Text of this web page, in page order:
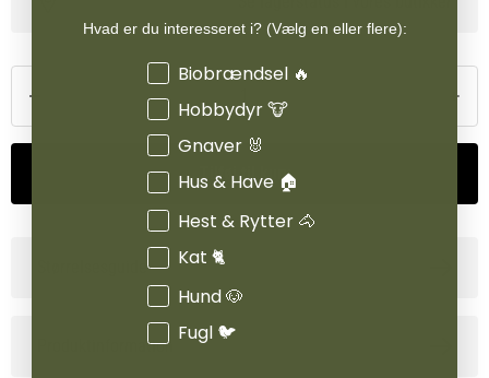
Tilføj til kurv
Produktinformation
Hvad er du interesseret i? (Vælg en eller flere):
Interesser
Biobrændsel 🔥
Hobbydyr 🐮
Gnaver 🐰
Hus & Have 🏠
Hest & Rytter 🐴
Kat 🐈
Hund 🐶
Fugl 🐦